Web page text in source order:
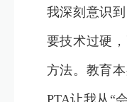
我深刻意识
要技术过硬
方法。教育
PTA让我从“